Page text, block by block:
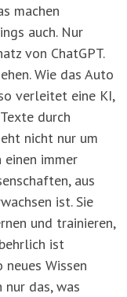
machen
auch. Nur
von ChatGPT.
Wie das Auto
verleitet eine KI,
durch
nicht nur um
einen immer
aus
ist. Sie
und trainieren,
ist
Wissen
das, was